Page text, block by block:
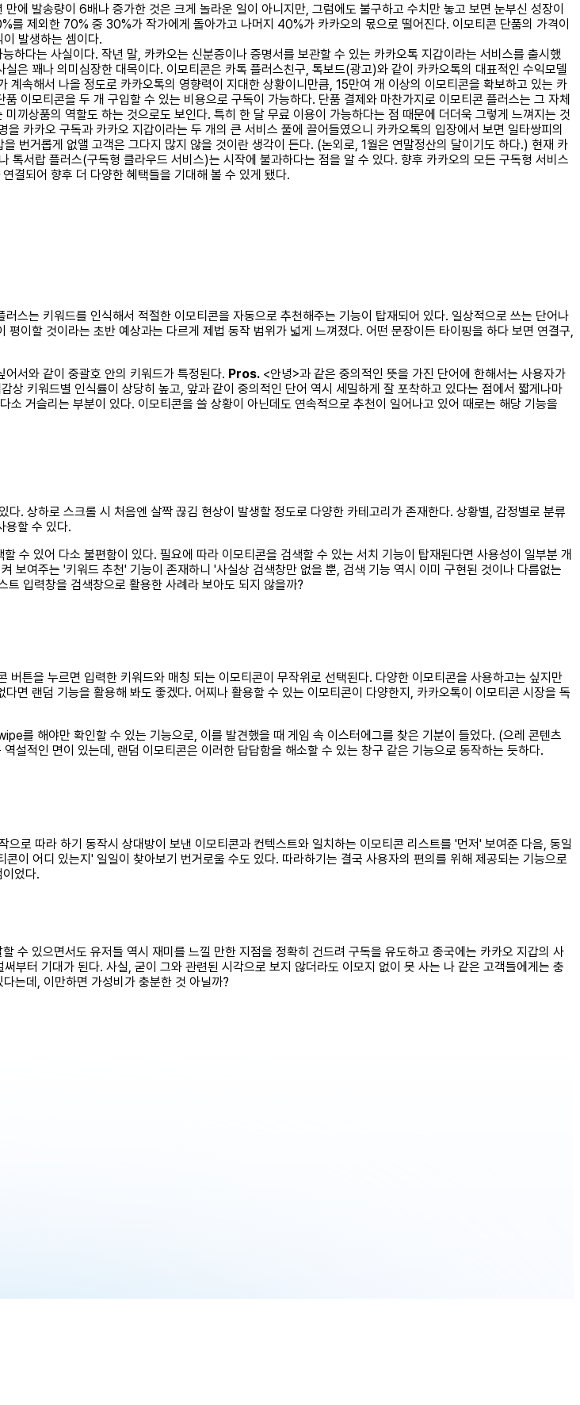
에 발송량이 6배나 증가한 것은 크게 놀라운 일이 아니지만, 그럼에도 불구하고 수치만 놓고 보면 눈부신 성장이
제외한 70% 중 30%가 작가에게 돌아가고 나머지 40%가 카카오의 몫으로 떨어진다. 이모티콘 단품의 가격이
발생하는 셈이다.
다는 사실이다. 작년 말, 카카오는 신분증이나 증명서를 보관할 수 있는 카카오톡 지갑이라는 서비스를 출시했
은 꽤나 의미심장한 대목이다. 이모티콘은 카톡 플러스친구, 톡보드(광고)와 같이 카카오톡의 대표적인 수익모델
속해서 나올 정도로 카카오톡의 영향력이 지대한 상황이니만큼, 15만여 개 이상의 이모티콘을 확보하고 있는 카
이모티콘을 두 개 구입할 수 있는 비용으로 구독이 가능하다. 단품 결제와 마찬가지로 이모티콘 플러스는 그 자체
끼상품의 역할도 하는 것으로도 보인다. 특히 한 달 무료 이용이 가능하다는 점 때문에 더더욱 그렇게 느껴지는 것
카카오 구독과 카카오 지갑이라는 두 개의 큰 서비스 풀에 끌어들였으니 카카오톡의 입장에서 보면 일타쌍피의
번거롭게 없앨 고객은 그다지 많지 않을 것이란 생각이 든다. (논외로, 1월은 연말정산의 달이기도 하다.) 현재 카
서랍 플러스(구독형 클라우드 서비스)는 시작에 불과하다는 점을 알 수 있다. 향후 카카오의 모든 구독형 서비스
결되어 향후 더 다양한 혜택들을 기대해 볼 수 있게 됐다.
스는 키워드를 인식해서 적절한 이모티콘을 자동으로 추천해주는 기능이 탑재되어 있다. 일상적으로 쓰는 단어나
이할 것이라는 초반 예상과는 다르게 제법 동작 범위가 넓게 느껴졌다. 어떤 문장이든 타이핑을 하다 보면 연결구,
어서와 같이 중괄호 안의 키워드가 특정된다. Pros. <안녕>과 같은 중의적인 뜻을 가진 단어에 한해서는 사용자가
키워드별 인식률이 상당히 높고, 앞과 같이 중의적인 단어 역시 세밀하게 잘 포착하고 있다는 점에서 짧게나마
거슬리는 부분이 있다. 이모티콘을 쓸 상황이 아닌데도 연속적으로 추천이 일어나고 있어 때로는 해당 기능을
. 상하로 스크롤 시 처음엔 살짝 끊김 현상이 발생할 정도로 다양한 카테고리가 존재한다. 상황별, 감정별로 분류
용할 수 있다.
수 있어 다소 불편함이 있다. 필요에 따라 이모티콘을 검색할 수 있는 서치 기능이 탑재된다면 사용성이 일부분 개
보여주는 '키워드 추천' 기능이 존재하니 '사실상 검색창만 없을 뿐, 검색 기능 역시 이미 구현된 것이나 다름없는
입력창을 검색창으로 활용한 사례라 보아도 되지 않을까?
튼을 누르면 입력한 키워드와 매칭 되는 이모티콘이 무작위로 선택된다. 다양한 이모티콘을 사용하고는 싶지만
면 랜덤 기능을 활용해 봐도 좋겠다. 어찌나 활용할 수 있는 이모티콘이 다양한지, 카카오톡이 이모티콘 시장을 독
를 해야만 확인할 수 있는 기능으로, 이를 발견했을 때 게임 속 이스터에그를 찾은 기분이 들었다. (으레 콘텐츠
설적인 면이 있는데, 랜덤 이모티콘은 이러한 답답함을 해소할 수 있는 창구 같은 기능으로 동작하는 듯하다.
로 따라 하기 동작시 상대방이 보낸 이모티콘과 컨텍스트와 일치하는 이모티콘 리스트를 '먼저' 보여준 다음, 동일
이 어디 있는지' 일일이 찾아보기 번거로울 수도 있다. 따라하기는 결국 사용자의 편의를 위해 제공되는 기능으로
었다.
수 있으면서도 유저들 역시 재미를 느낄 만한 지점을 정확히 건드려 구독을 유도하고 종국에는 카카오 지갑의 사
터 기대가 된다. 사실, 굳이 그와 관련된 시각으로 보지 않더라도 이모지 없이 못 사는 나 같은 고객들에게는 충
는데, 이만하면 가성비가 충분한 것 아닐까?